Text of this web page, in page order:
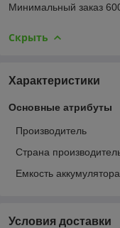
Минимальный заказ
Скрыть
Характеристики
Основные атрибуты
Производитель
Страна
Емкость аккумулятора
Условия доставки